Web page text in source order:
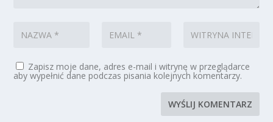
Zapisz moje dane, adres e-mail i witrynę w przeglądarce
aby wypełnić dane podczas pisania kolejnych komentarzy.